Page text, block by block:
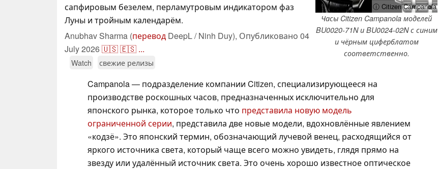
ⓘ Citizen Campanola
Часы Citizen Campanola моделей
BU0020-71N и BU0024-02N с синим
и чёрным циферблатом
соответственно.
сапфировым безелем, перламутровым индикатором фаз
Луны и тройным календарём.
Anubhav Sharma (перевод DeepL / Ninh Duy), Опубликовано 04
July 2026🇺🇸🇪🇸 ...
Watch свежие релизы
Campanola — подразделение компании Citizen, специализирующееся на
производстве роскошных часов, предназначенных исключительно для
японского рынка, которое только что представила новую модель
ограниченной серии, представила две новые модели, вдохновлённые явлением
«кодзё». Это японский термин, обозначающий лучевой венец, расходящийся от
яркого источника света, который чаще всего можно увидеть, глядя прямо на
звезду или удалённый источник света. Это очень хорошо известное оптическое